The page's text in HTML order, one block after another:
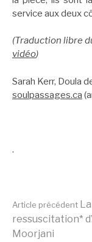
service aux deux
(Traduction libre
vidéo)
Sarah Kerr, Doula
soulpassages.ca
.
Lire
Article précédent La
ressuscitation*
Moorjani